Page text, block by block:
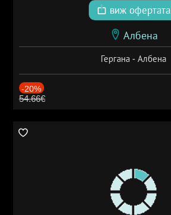
виж офертата
Албена
Гергана - Албена
-20%
54.66€